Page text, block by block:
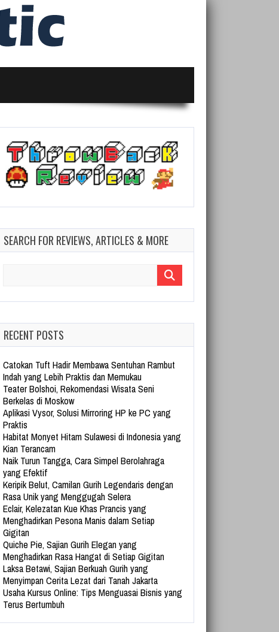
SEARCH FOR REVIEWS, ARTICLES & MORE
RECENT POSTS
Catokan Tuft Hadir Membawa Sentuhan Rambut
Indah yang Lebih Praktis dan Memukau
Teater Bolshoi, Rekomendasi Wisata Seni
Berkelas di Moskow
Aplikasi Vysor, Solusi Mirroring HP ke PC yang
Praktis
Habitat Monyet Hitam Sulawesi di Indonesia yang
Kian Terancam
Naik Turun Tangga, Cara Simpel Berolahraga
yang Efektif
Keripik Belut, Camilan Gurih Legendaris dengan
Rasa Unik yang Menggugah Selera
Eclair, Kelezatan Kue Khas Prancis yang
Menghadirkan Pesona Manis dalam Setiap
Gigitan
Quiche Pie, Sajian Gurih Elegan yang
Menghadirkan Rasa Hangat di Setiap Gigitan
Laksa Betawi, Sajian Berkuah Gurih yang
Menyimpan Cerita Lezat dari Tanah Jakarta
Usaha Kursus Online: Tips Menguasai Bisnis yang
Terus Bertumbuh